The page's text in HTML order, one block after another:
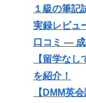
１級の筆記
実録レビュ
口コミ —
【留学な
を紹介！
【DMM英